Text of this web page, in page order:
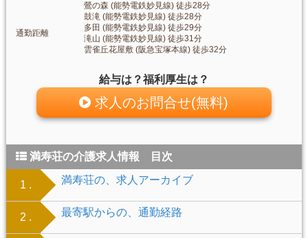
通勤距離
鶯の森 (能勢電鉄妙見線) 徒歩28分
鼓滝 (能勢電鉄妙見線) 徒歩28分
多田 (能勢電鉄妙見線) 徒歩29分
滝山 (能勢電鉄妙見線) 徒歩31分
雲雀丘花屋敷 (阪急宝塚本線) 徒歩32分
給与は？福利厚生は？
求人のお問合せ(無料)
満寿荘の介護求人情報 目次
1 . 満寿荘の、求人アーカイブ
2 . 最寄駅からの、通勤経路